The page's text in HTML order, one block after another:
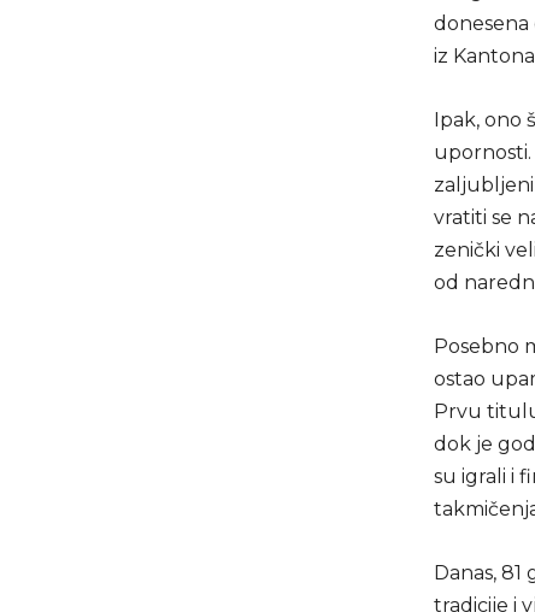
iz
Ipak, ono
upornosti.
vratiti se
zenički
od
Posebno
ostao
Prvu
dok je
su igrali i
Danas,
tradicije i